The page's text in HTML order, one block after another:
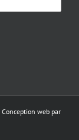
Conception web par